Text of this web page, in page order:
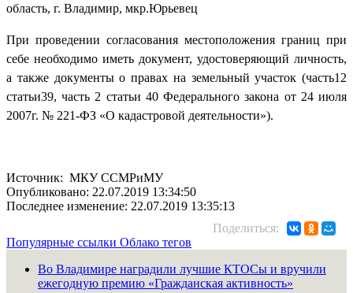
область, г. Владимир, мкр.Юрьевец
При проведении согласования местоположения границ при
себе необходимо иметь документ, удостоверяющий личность,
а также документы о правах на земельный участок (часть12
статьи39, часть 2 статьи 40 Федерального закона от 24 июля
2007г. № 221-ФЗ «О кадастровой деятельности»).
Источник: МКУ ССМРиМУ
Опубликовано: 22.07.2019 13:34:50
Последнее изменение: 22.07.2019 13:35:13
Поделиться:
Популярные ссылки Облако тегов
Во Владимире наградили лучшие КТОСы и вручили
ежегодную премию «Гражданская активность»